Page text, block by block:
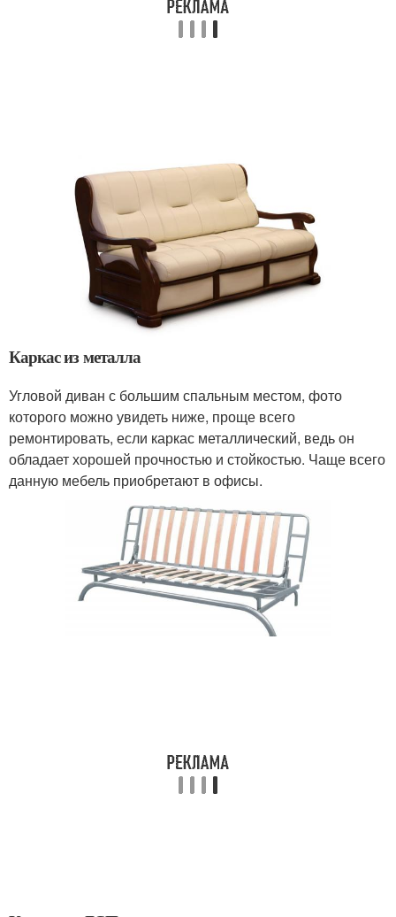
Каркас из металла
Угловой диван с большим спальным местом, фото
которого можно увидеть ниже, проще всего
ремонтировать, если каркас металлический, ведь он
обладает хорошей прочностью и стойкостью. Чаще всего
данную мебель приобретают в офисы.